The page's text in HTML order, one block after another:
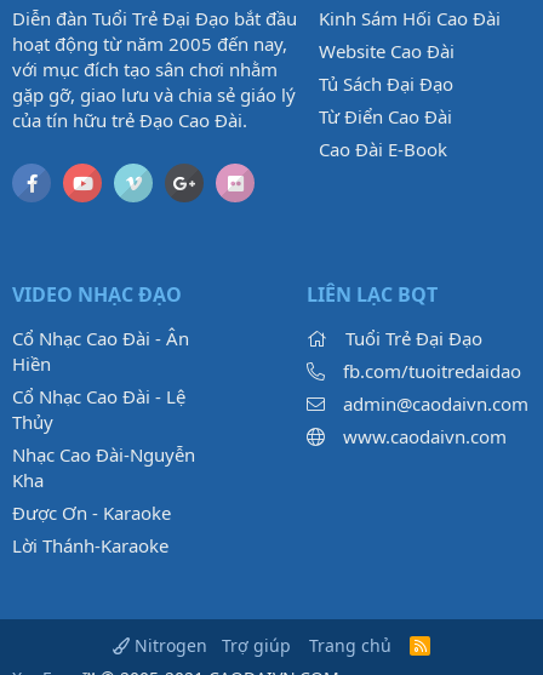
Diễn đàn Tuổi Trẻ Đại Đạo bắt đầu
hoạt động từ năm 2005 đến nay,
với mục đích tạo sân chơi nhằm
gặp gỡ, giao lưu và chia sẻ giáo lý
của tín hữu trẻ Đạo Cao Đài.
Kinh Sám Hối Cao Đài
Website Cao Đài
Tủ Sách Đại Đạo
Từ Điển Cao Đài
Cao Đài E-Book
VIDEO NHẠC ĐẠO
Cổ Nhạc Cao Đài - Ân
Hiền
Cổ Nhạc Cao Đài - Lệ
Thủy
Nhạc Cao Đài-Nguyễn
Kha
Được Ơn - Karaoke
Lời Thánh-Karaoke
LIÊN LẠC BQT
Tuổi Trẻ Đại Đạo
fb.com/tuoitredaidao
admin@caodaivn.com
www.caodaivn.com
Nitrogen Trợ giúp Trang chủ
R